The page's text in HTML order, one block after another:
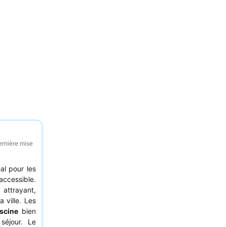
mise
pour les
ville. Les
bien
Le